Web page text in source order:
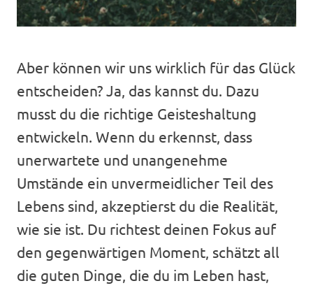
Aber können wir uns wirklich für das Glück
entscheiden? Ja, das kannst du. Dazu
musst du die richtige Geisteshaltung
entwickeln. Wenn du erkennst, dass
unerwartete und unangenehme
Umstände ein unvermeidlicher Teil des
Lebens sind, akzeptierst du die Realität,
wie sie ist. Du richtest deinen Fokus auf
den gegenwärtigen Moment, schätzt all
die guten Dinge, die du im Leben hast,